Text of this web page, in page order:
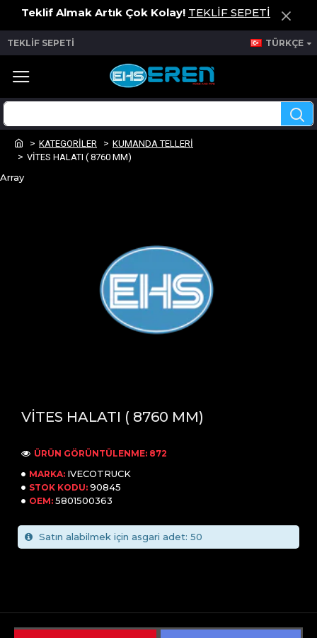
Teklif Almak Artık Çok Kolay! TEKLİF SEPETİ
TEKLİF SEPETİ TÜRKÇE
KATEGORİLER
KUMANDA TELLERİ
VİTES HALATI ( 8760 MM)
Array
VİTES HALATI ( 8760 MM)
MARKA: IVECOTRUCK
STOK KODU: 90845
OEM: 5801500363
ÜRÜN GÖRÜNTÜLENME: 872
Satın alabilmek için asgari adet: 50